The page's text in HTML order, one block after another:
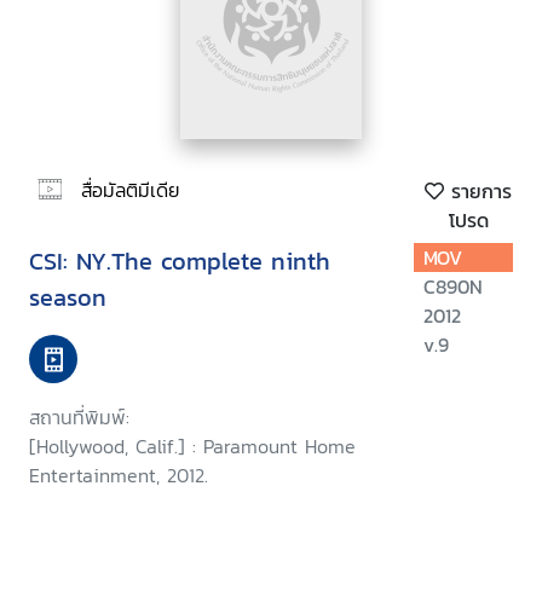
สื่อมัลติมีเดีย
รายการ
โปรด
CSI: NY.The complete ninth
season
สถานที่พิมพ์:
[Hollywood, Calif.] : Paramount Home
Entertainment, 2012.
MOV
C890N
2012
v.9